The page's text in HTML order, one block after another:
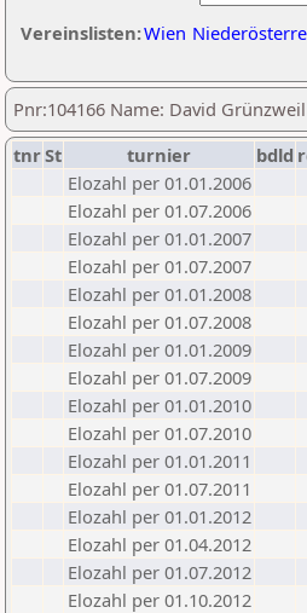
Vereinslisten:Wien
Pnr:104166 Name: David
tnrSt turnier bdld
Elozahl per 01.01.2006
Elozahl per 01.07.2006
Elozahl per 01.01.2007
Elozahl per 01.07.2007
Elozahl per 01.01.2008
Elozahl per 01.07.2008
Elozahl per 01.01.2009
Elozahl per 01.07.2009
Elozahl per 01.01.2010
Elozahl per 01.07.2010
Elozahl per 01.01.2011
Elozahl per 01.07.2011
Elozahl per 01.01.2012
Elozahl per 01.04.2012
Elozahl per 01.07.2012
Elozahl per 01.10.2012